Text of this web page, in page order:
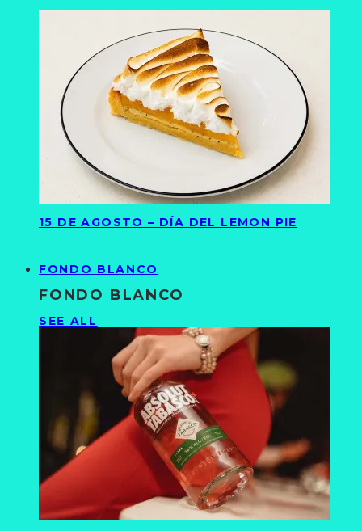
15 DE AGOSTO – DÍA DEL LEMON PIE
FONDO BLANCO
FONDO BLANCO
SEE ALL